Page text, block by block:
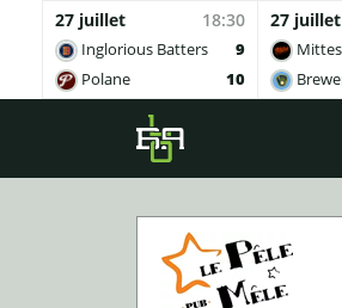
27 juillet 18:30
Inglorious Batters
9
Polane
10
27 juillet
Mittes
Skip to main content